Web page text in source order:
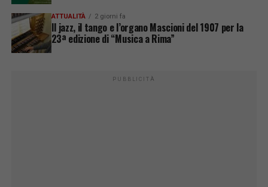
ATTUALITÀ 2 giorni fa
Il jazz, il tango e l’organo Mascioni del 1907 per la
23ª edizione di “Musica a Rima”
PUBBLICITÀ